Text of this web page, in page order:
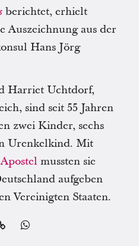
berichtet, erhielt
aus der
Hans Jörg
Harriet Uchtdorf,
sind seit 55 Jahren
zwei Kinder, sechs
Urenkelkind. Mit
Apostel mussten sie
aufgeben
Vereinigten Staaten.
